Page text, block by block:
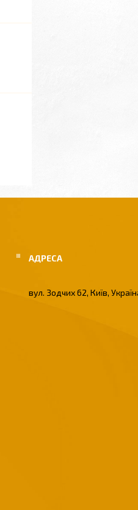
вул. Зодчих 62, Київ,